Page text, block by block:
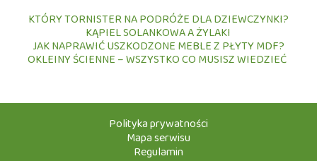
KTÓRY TORNISTER NA PODRÓŻE DLA DZIEWCZYNKI?
KĄPIEL SOLANKOWA A ŻYLAKI
JAK NAPRAWIĆ USZKODZONE MEBLE Z PŁYTY MDF?
OKLEINY ŚCIENNE – WSZYSTKO CO MUSISZ WIEDZIEĆ
Polityka prywatności
Mapa serwisu
Regulamin